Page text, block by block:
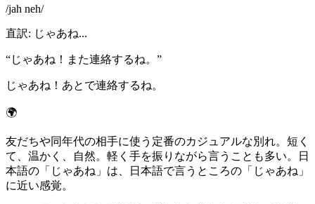
/jah neh/
直訳: じゃあね...
“じゃあね！また連絡するね。 ”
じゃあね！あとで連絡するね。
🌍
友だちや同年代の相手に使う定番のカジュアルな別れ。短く
て、温かく、自然。軽く手を振りながら言うことも多い。日
本語の「じゃあね」は、日本語で言うところの「じゃあね」
に近い感覚。